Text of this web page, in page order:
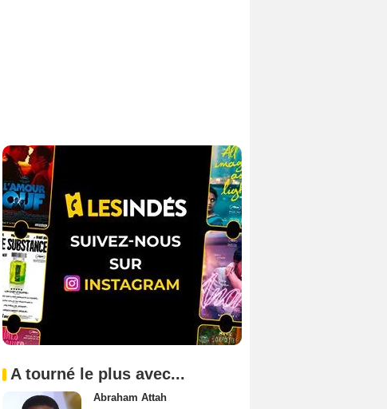
A tourné le plus avec...
Abraham Attah